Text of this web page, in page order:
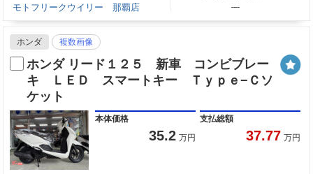
モトフリークウイリー 那覇店
―
ホンダ 複数画像
ホンダ リード１２５ 新車 コンビブレー
キ ＬＥＤ スマートキー Ｔｙｐｅ−Ｃソ
ケット
本体価格
35.2 万円
支払総額
37.77 万円